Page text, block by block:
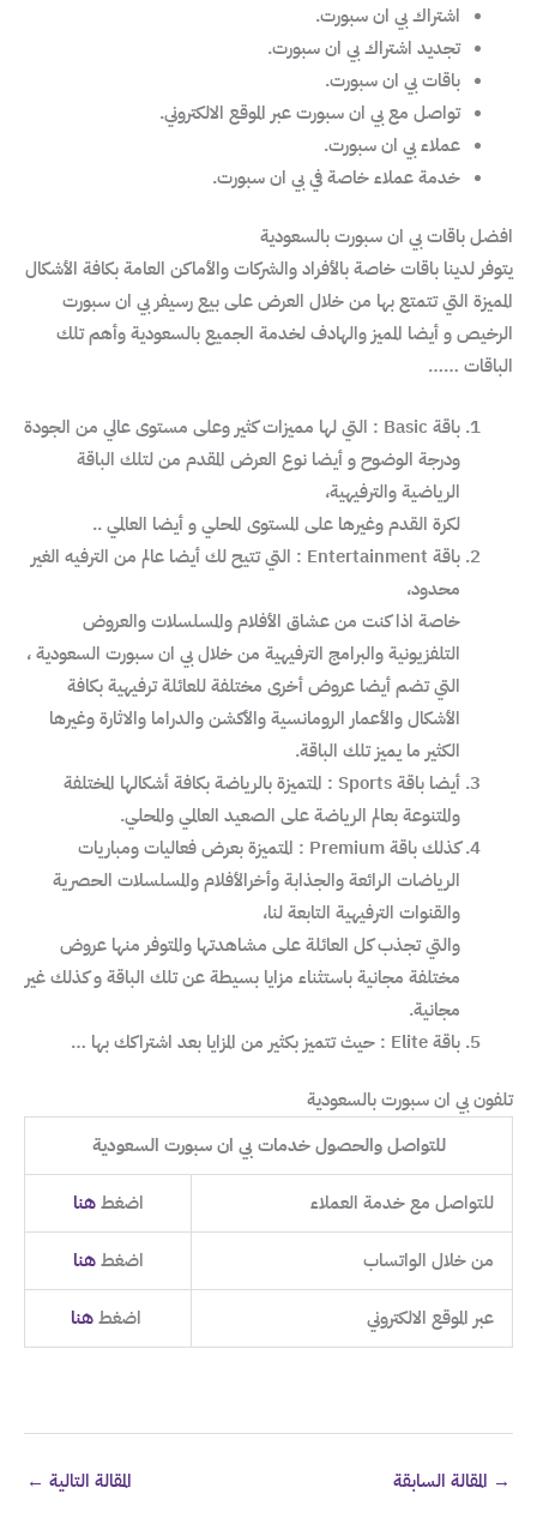
اشتراك بي ان سبورت.
تجديد اشتراك بي ان سبورت.
باقات بي ان سبورت.
تواصل مع بي ان سبورت عبر الموقع الالكتروني.
عملاء بي ان سبورت.
خدمة عملاء خاصة في بي ان سبورت.
افضل باقات بي ان سبورت بالسعودية
يتوفر لدينا باقات خاصة بالأفراد والشركات والأماكن العامة بكافة الأشكال
المميزة التي تتمتع بها من خلال العرض على بيع رسيفر بي ان سبورت
الرخيص و أيضا المميز والهادف لخدمة الجميع بالسعودية وأهم تلك
الباقات ……
باقة Basic : التي لها مميزات كثير وعلى مستوى عالي من الجودة
ودرجة الوضوح و أيضا نوع العرض المقدم من لتلك الباقة
الرياضية والترفيهية،
لكرة القدم وغيرها على المستوى المحلي و أيضا العالمي ..
باقة Entertainment : التي تتيح لك أيضا عالم من الترفيه الغير
محدود،
خاصة اذا كنت من عشاق الأفلام والمسلسلات والعروض
التلفزيونية والبرامج الترفيهية من خلال بي ان سبورت السعودية ،
التي تضم أيضا عروض أخرى مختلفة للعائلة ترفيهية بكافة
الأشكال والأعمار الرومانسية والأكشن والدراما والاثارة وغيرها
الكثير ما يميز تلك الباقة.
أيضا باقة Sports : المتميزة بالرياضة بكافة أشكالها المختلفة
والمتنوعة بعالم الرياضة على الصعيد العالمي والمحلي.
كذلك باقة Premium : المتميزة بعرض فعاليات ومباريات
الرياضات الرائعة والجذابة وأخرالأفلام والمسلسلات الحصرية
والقنوات الترفيهية التابعة لنا،
والتي تجذب كل العائلة على مشاهدتها والمتوفر منها عروض
مختلفة مجانية باستثناء مزايا بسيطة عن تلك الباقة و كذلك غير
مجانية.
باقة Elite : حيث تتميز بكثير من المزايا بعد اشتراكك بها …
تلفون بي ان سبورت بالسعودية
للتواصل والحصول خدمات بي ان سبورت السعودية
للتواصل مع خدمة العملاء اضغطهنا
من خلال الواتساب اضغطهنا
عبر الموقع الالكتروني اضغطهنا
→ المقالة السابقة المقالة التالية ←